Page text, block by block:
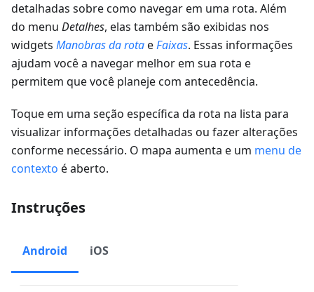
detalhadas sobre como navegar em uma rota. Além
do menu Detalhes, elas também são exibidas nos
widgets Manobras da rotaeFaixas. Essas informações
ajudam você a navegar melhor em sua rota e
permitem que você planeje com antecedência.
Toque em uma seção específica da rota na lista para
visualizar informações detalhadas ou fazer alterações
conforme necessário. O mapa aumenta e um menu de
contexto é aberto.
Instruções
Android iOS